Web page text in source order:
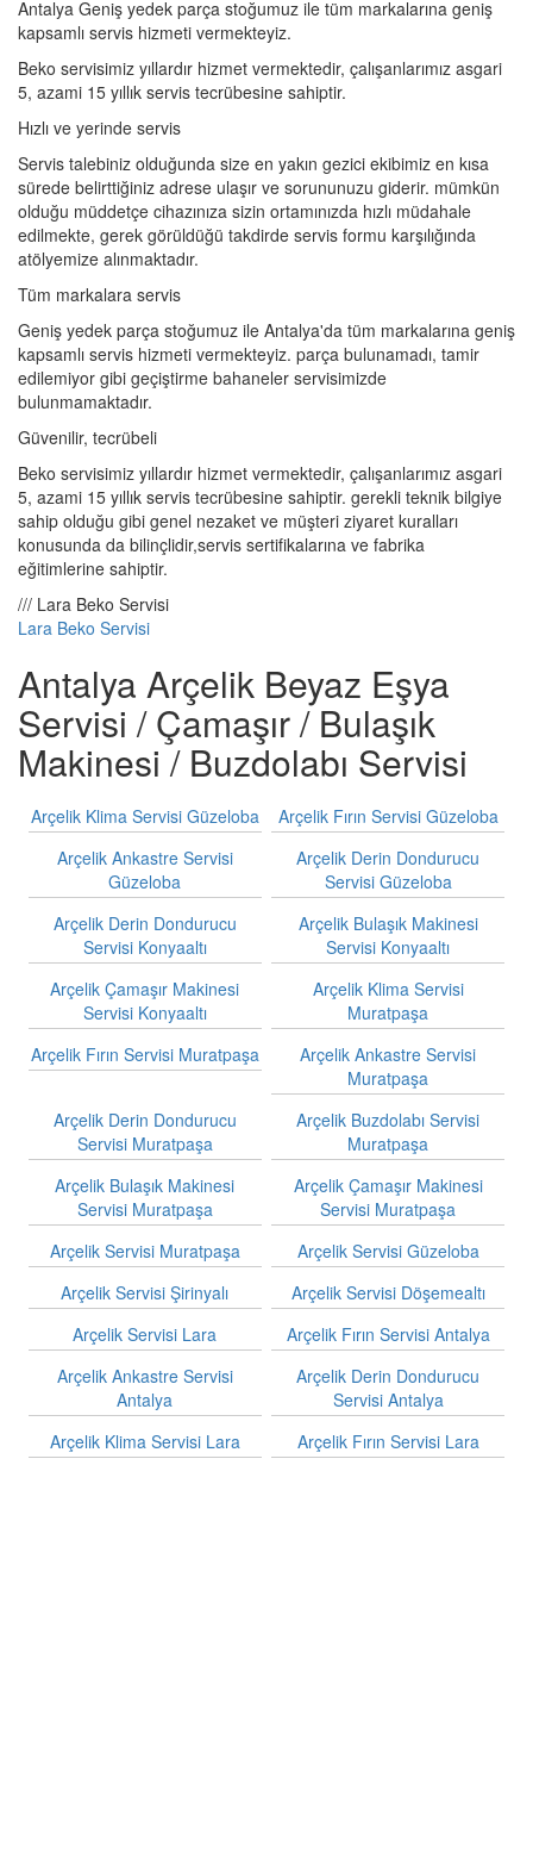
Antalya Geniş yedek parça stoğumuz ile tüm markalarına geniş
kapsamlı servis hizmeti vermekteyiz.
Beko servisimiz yıllardır hizmet vermektedir, çalışanlarımız asgari
5, azami 15 yıllık servis tecrübesine sahiptir.
Hızlı ve yerinde servis
Servis talebiniz olduğunda size en yakın gezici ekibimiz en kısa
sürede belirttiğiniz adrese ulaşır ve sorununuzu giderir. mümkün
olduğu müddetçe cihazınıza sizin ortamınızda hızlı müdahale
edilmekte, gerek görüldüğü takdirde servis formu karşılığında
atölyemize alınmaktadır.
Tüm markalara servis
Geniş yedek parça stoğumuz ile Antalya'da tüm markalarına geniş
kapsamlı servis hizmeti vermekteyiz. parça bulunamadı, tamir
edilemiyor gibi geçiştirme bahaneler servisimizde
bulunmamaktadır.
Güvenilir, tecrübeli
Beko servisimiz yıllardır hizmet vermektedir, çalışanlarımız asgari
5, azami 15 yıllık servis tecrübesine sahiptir. gerekli teknik bilgiye
sahip olduğu gibi genel nezaket ve müşteri ziyaret kuralları
konusunda da bilinçlidir,servis sertifikalarına ve fabrika
eğitimlerine sahiptir.
/// Lara Beko Servisi
Lara Beko Servisi
Antalya Arçelik Beyaz Eşya
Servisi / Çamaşır / Bulaşık
Makinesi / Buzdolabı Servisi
Arçelik Klima Servisi Güzeloba
Arçelik Fırın Servisi Güzeloba
Arçelik Ankastre Servisi
Güzeloba
Arçelik Derin Dondurucu
Servisi Güzeloba
Arçelik Derin Dondurucu
Servisi Konyaaltı
Arçelik Bulaşık Makinesi
Servisi Konyaaltı
Arçelik Çamaşır Makinesi
Servisi Konyaaltı
Arçelik Klima Servisi
Muratpaşa
Arçelik Fırın Servisi Muratpaşa
Arçelik Ankastre Servisi
Muratpaşa
Arçelik Derin Dondurucu
Servisi Muratpaşa
Arçelik Buzdolabı Servisi
Muratpaşa
Arçelik Bulaşık Makinesi
Servisi Muratpaşa
Arçelik Çamaşır Makinesi
Servisi Muratpaşa
Arçelik Servisi Muratpaşa
Arçelik Servisi Güzeloba
Arçelik Servisi Şirinyalı
Arçelik Servisi Döşemealtı
Arçelik Servisi Lara
Arçelik Fırın Servisi Antalya
Arçelik Ankastre Servisi
Antalya
Arçelik Derin Dondurucu
Servisi Antalya
Arçelik Klima Servisi Lara
Arçelik Fırın Servisi Lara